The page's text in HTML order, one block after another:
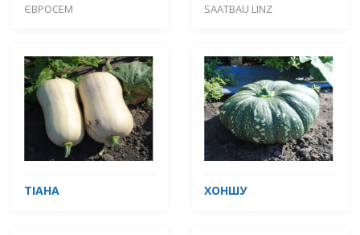
ЄВРОСЕМ SAATBAU LINZ
ТІАНА ХОНШУ